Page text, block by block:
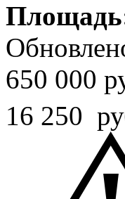
650 000
16 250